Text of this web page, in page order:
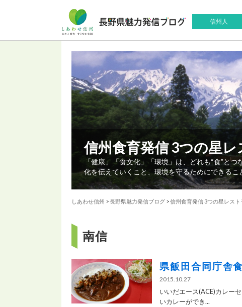
信州人
信州食育発信 3つの星レ
「健康」「食文化」「環境」は、どれも“食”と
化を伝えていくこと、環境を守るためにできる
しあわせ信州 >長野県魅力発信ブログ >信州食育発信 3つの星レスト
南信
県飯田合同庁舎
2015.10.27
いいだエース(ACE)カレー
いカレーができ...